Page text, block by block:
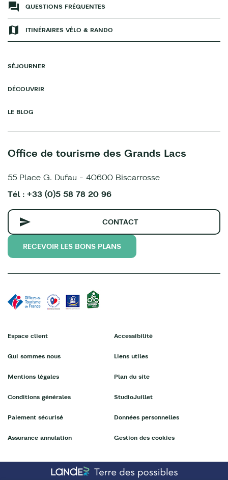
QUESTIONS FRÉQUENTES
ITINÉRAIRES VÉLO & RANDO
SÉJOURNER
DÉCOUVRIR
LE BLOG
Office de tourisme des Grands Lacs
55 Place G. Dufau - 40600 Biscarrosse
Tél : +33 (0)5 58 78 20 96
CONTACT
RECEVOIR LES BONS PLANS
Espace client
Qui sommes nous
Mentions légales
Conditions générales
Paiement sécurisé
Assurance annulation
Accessibilité
Liens utiles
Plan du site
StudioJuillet
Données personnelles
Gestion des cookies